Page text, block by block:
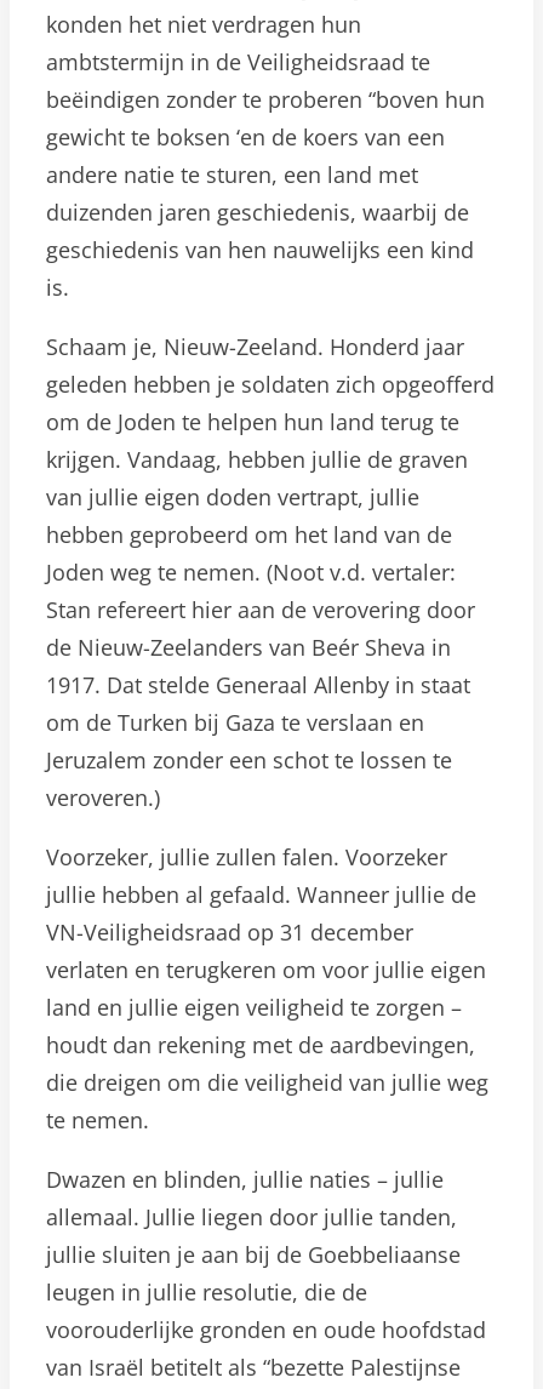
konden het niet verdragen hun
ambtstermijn in de Veiligheidsraad te
beëindigen zonder te proberen “boven hun
gewicht te boksen ‘en de koers van een
andere natie te sturen, een land met
duizenden jaren geschiedenis, waarbij de
geschiedenis van hen nauwelijks een kind
is.
Schaam je, Nieuw-Zeeland. Honderd jaar
geleden hebben je soldaten zich opgeofferd
om de Joden te helpen hun land terug te
krijgen. Vandaag, hebben jullie de graven
van jullie eigen doden vertrapt, jullie
hebben geprobeerd om het land van de
Joden weg te nemen. (Noot v.d. vertaler:
Stan refereert hier aan de verovering door
de Nieuw-Zeelanders van Beér Sheva in
1917. Dat stelde Generaal Allenby in staat
om de Turken bij Gaza te verslaan en
Jeruzalem zonder een schot te lossen te
veroveren.)
Voorzeker, jullie zullen falen. Voorzeker
jullie hebben al gefaald. Wanneer jullie de
VN-Veiligheidsraad op 31 december
verlaten en terugkeren om voor jullie eigen
land en jullie eigen veiligheid te zorgen –
houdt dan rekening met de aardbevingen,
die dreigen om die veiligheid van jullie weg
te nemen.
Dwazen en blinden, jullie naties – jullie
allemaal. Jullie liegen door jullie tanden,
jullie sluiten je aan bij de Goebbeliaanse
leugen in jullie resolutie, die de
voorouderlijke gronden en oude hoofdstad
van ​​Israël betitelt als “bezette Palestijnse